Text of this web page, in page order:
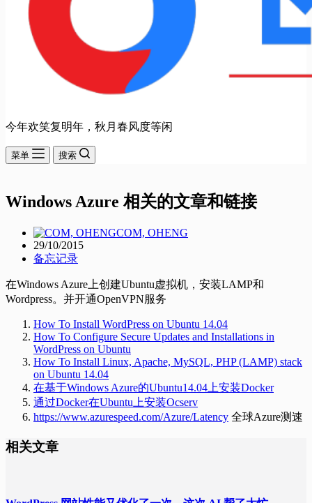
今年欢笑复明年，秋月春风度等闲
菜单 搜索
Windows Azure 相关的文章和链接
COM, OHENG
29/10/2015
备忘记录
在Windows Azure上创建Ubuntu虚拟机，安装LAMP和
Wordpress。并开通OpenVPN服务
How To Install WordPress on Ubuntu 14.04
How To Configure Secure Updates and Installations in
WordPress on Ubuntu
How To Install Linux, Apache, MySQL, PHP (LAMP) stack
on Ubuntu 14.04
在基于Windows Azure的Ubuntu14.04上安装Docker
通过Docker在Ubuntu上安装Ocserv
https://www.azurespeed.com/Azure/Latency 全球Azure测速
相关文章